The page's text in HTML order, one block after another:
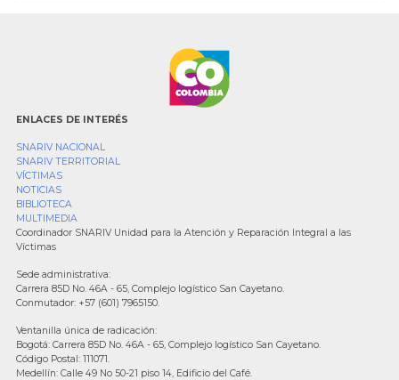
ENLACES DE INTERÉS
SNARIV NACIONAL
SNARIV TERRITORIAL
VÍCTIMAS
NOTICIAS
BIBLIOTECA
MULTIMEDIA
Coordinador SNARIV Unidad para la Atención y Reparación Integral a las
Víctimas
Sede administrativa:
Carrera 85D No. 46A - 65, Complejo logístico San Cayetano.
Conmutador: +57 (601) 7965150.
Ventanilla única de radicación:
Bogotá: Carrera 85D No. 46A - 65, Complejo logístico San Cayetano.
Código Postal: 111071.
Medellín: Calle 49 No 50-21 piso 14, Edificio del Café.